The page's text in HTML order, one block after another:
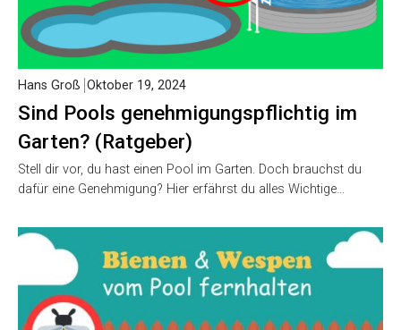
Sind Pools genehmigungspflichtig im
Garten? (Ratgeber)
Hans Groß Oktober 19, 2024
Stell dir vor, du hast einen Pool im Garten. Doch brauchst du
dafür eine Genehmigung? Hier erfährst du alles Wichtige…